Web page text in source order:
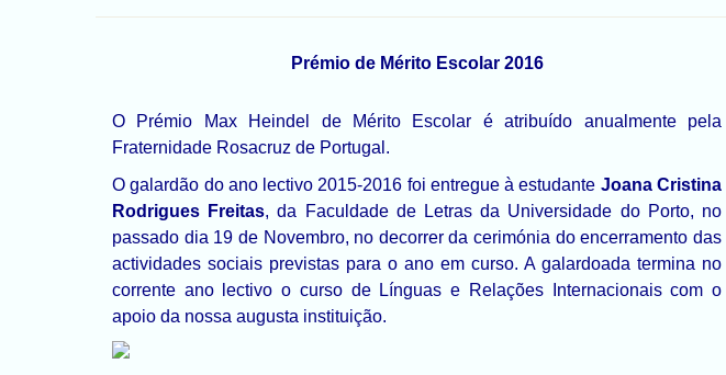
Prémio de Mérito Escolar 2016
O Prémio Max Heindel de Mérito Escolar é atribuído anualmente pela
Fraternidade Rosacruz de Portugal.
O galardão do ano lectivo 2015-2016 foi entregue à estudante Joana Cristina
Rodrigues Freitas, da Faculdade de Letras da Universidade do Porto, no
passado dia 19 de Novembro, no decorrer da cerimónia do encerramento das
actividades sociais previstas para o ano em curso. A galardoada termina no
corrente ano lectivo o curso de Línguas e Relações Internacionais com o
apoio da nossa augusta instituição.